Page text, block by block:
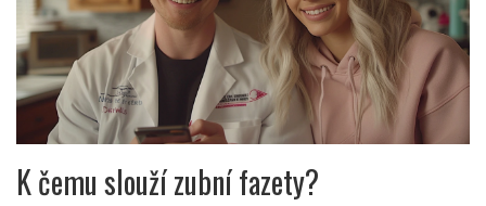
K čemu slouží zubní fazety?